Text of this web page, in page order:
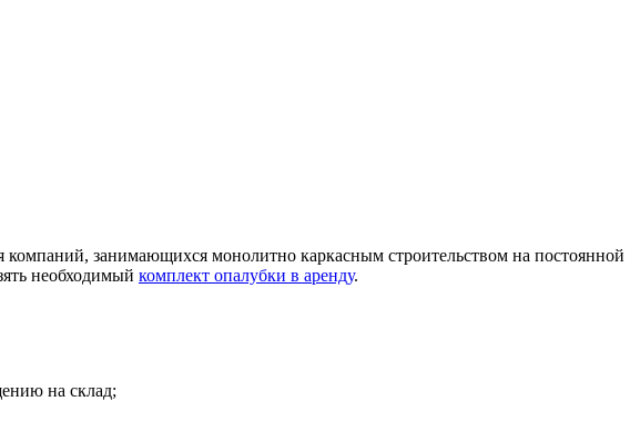
занимающихся монолитно каркасным строительством на постоянной
необходимый комплект опалубки в аренду.
на склад;